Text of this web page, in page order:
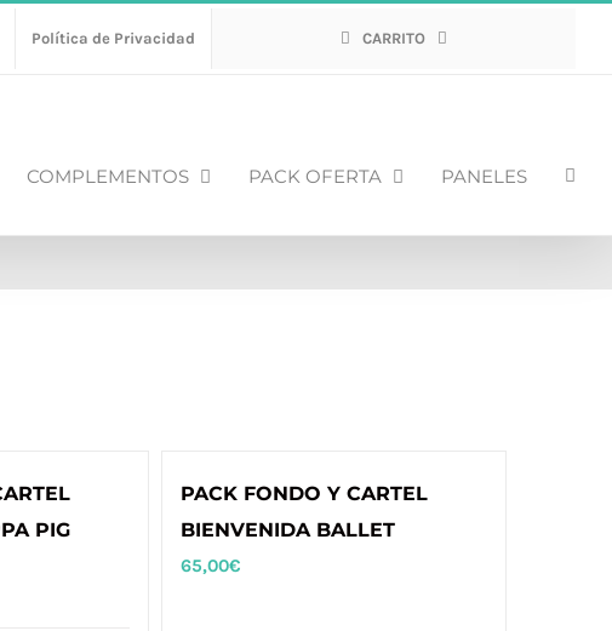
Política de Privacidad CARRITO
COMPLEMENTOS PACK OFERTA PANELES
PIG
PACK FONDO Y CARTEL
BIENVENIDA BALLET
65,00€